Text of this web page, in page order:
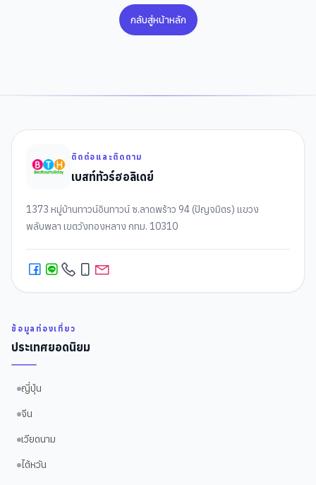
กลับสู่หน้าหลัก
ติดต่อและติดตาม
เบสท์ทัวร์ฮอลิเดย์
1373 หมู่บ้านทาวน์อินทาวน์ ซ.ลาดพร้าว 94 (ปัญจมิตร) แขวง
พลับพลา เขตวังทองหลาง กทม. 10310
ข้อมูลท่องเที่ยว
ประเทศยอดนิยม
ญี่ปุ่น
จีน
เวียดนาม
ไต้หวัน